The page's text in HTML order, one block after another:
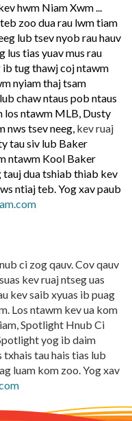
hwm Niam Xwm ...
zoo dua rau lwm tiam
lub tsev nyob rau hauv
lus tias yuav mus rau
ib tug thawj coj ntawm
nyiam thaj tsam
chaw ntaus pob ntaus
los ntawm MLB, Dusty
nws tsev neeg, kev ruaj
tau siv lub Baker
ntawm Kool Baker
dua tshiab thiab kev
ntiaj teb. Yog xav paub
ci zog qauv. Cov qauv
kev ruaj ntseg uas
kev saib xyuas ib puag
Los ntawm kev ua kom
Spotlight Hnub Ci
yog ib daim
tau hais tias lub
luam kom zoo. Yog xav